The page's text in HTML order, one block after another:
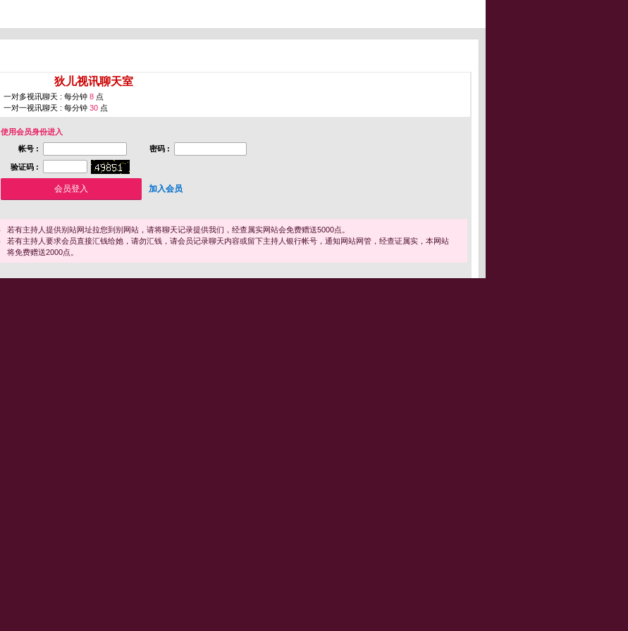
狄儿视讯聊天室
一对多视讯聊天 : 每分钟 8 点
一对一视讯聊天 : 每分钟 30 点
使用会员身份进入
帐号 :
密码 :
验证码 :
加入会员
若有主持人提供别站网址拉您到别网站，请将聊天记录提供我们，经查属实网站会免费赠送5000点。
若有主持人要求会员直接汇钱给她，请勿汇钱，请会员记录聊天内容或留下主持人银行帐号，通知网站网管，经查证属实，本网站
将免费赠送2000点。